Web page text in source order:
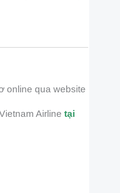
online qua website
Airline tại